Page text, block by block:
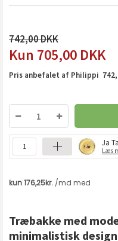
742,00
705,00 DKK
Pris anbefalet af Philippi
Ja
Læs
Træbakke med
minimalistisk design